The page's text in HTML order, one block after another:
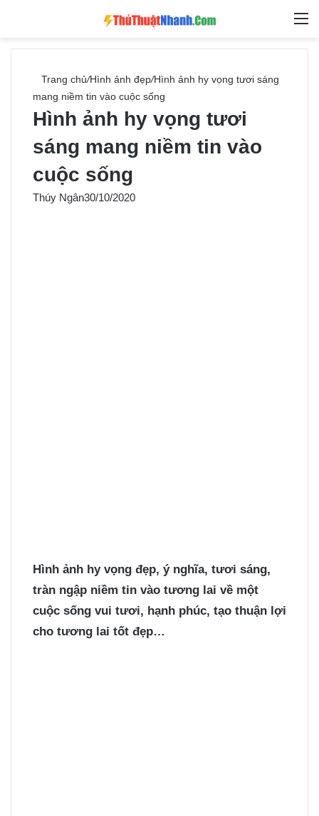
Tìm
Trang chủ/Hình ảnh đẹp/Hình ảnh hy vọng tươi sáng
mang niềm tin vào cuộc sống
Hình ảnh hy vọng tươi
sáng mang niềm tin vào
cuộc sống
Thúy Ngân30/10/2020
Hình ảnh hy vọng đẹp, ý nghĩa, tươi sáng,
tràn ngập niềm tin vào tương lai về một
cuộc sống vui tươi, hạnh phúc, tạo thuận lợi
cho tương lai tốt đẹp…